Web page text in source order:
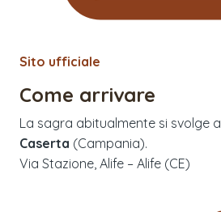
Sito ufficiale
Come arrivare
La sagra abitualmente si svolge a
Caserta (Campania).
Via Stazione, Alife – Alife (CE)